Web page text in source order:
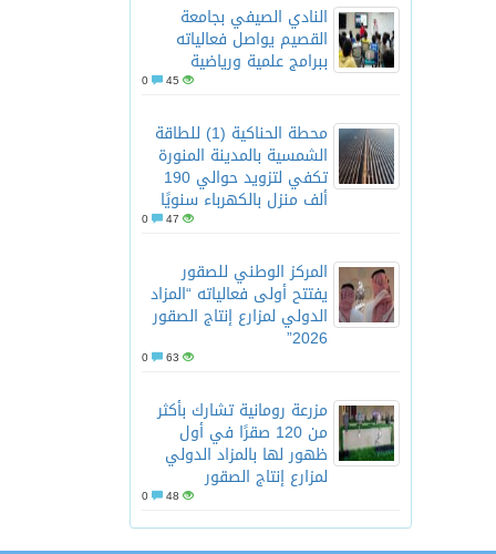
النادي الصيفي بجامعة
القصيم يواصل فعالياته
ببرامج علمية ورياضية
45
محطة الحناكية (1) للطاقة
الشمسية بالمدينة المنورة
تكفي لتزويد حوالي 190
ألف منزل بالكهرباء سنويًا
47
المركز الوطني للصقور
يفتتح أولى فعالياته “المزاد
الدولي لمزارع إنتاج الصقور
2026”
63
مزرعة رومانية تشارك بأكثر
من 120 صقرًا في أول
ظهور لها بالمزاد الدولي
لمزارع إنتاج الصقور
48